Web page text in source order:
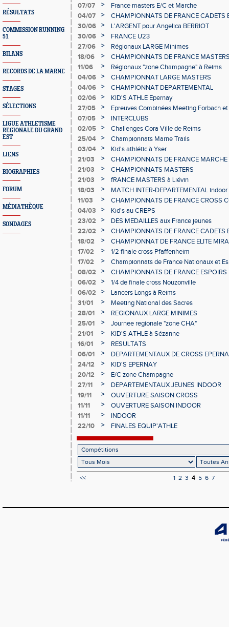
RÉSULTATS
COMMISSION RUNNING
51
BILANS
RECORDS DE LA MARNE
STAGES
SÉLECTIONS
LIGUE ATHLETISME
REGIONALE DU GRAND
EST
LIENS
BIOGRAPHIES
FORUM
MÉDIATHÈQUE
SONDAGES
07/07
>
France masters E/C et Marche
04/07
>
CHAMPIONNATS DE FRANCE CADETS
30/06
>
L'ARGENT pour Angelica BERRIOT
30/06
>
FRANCE U23
27/06
>
Régionaux LARGE Minimes
18/06
>
CHAMPIONNATS DE FRANCE
11/06
>
Régionaux "zone Champagne" à Reims
04/06
>
CHAMPIONNAT LARGE MASTERS
04/06
>
CHAMPIONNAT DEPARTEMENTAL
02/06
>
KID'S ATHLE Epernay
27/05
>
Epreuves Combinées Meeting Forbach
07/05
>
INTERCLUBS
02/05
>
Challenges Cora Ville de Reims
25/04
>
Championnats Marne Trails
03/04
>
Kid's athlétic à Yser
21/03
>
CHAMPIONNATS DE FRANCE MARCHE
21/03
>
CHAMPIONNATS MASTERS
21/03
>
fRANCE MASTERS à Liévin
18/03
>
MATCH INTER-DEPARTEMENTAL indoor
11/03
>
CHAMPIONNATS DE FRANCE CROSS
04/03
>
Kid's au CREPS
23/02
>
DES MEDAILLES aux France jeunes
22/02
>
CHAMPIONNATS DE FRANCE CADETS
LONGS
18/02 >
CHAMPIONNAT DE FRANCE ELITE
17/02
>
1/2 finale cross Pfaffenheim
17/02
>
Championnats de France Nationaux et
08/02
>
CHAMPIONNATS DE FRANCE
06/02
>
1/4 de finale cross Nouzonville
06/02
>
Lancers Longs à Reims
31/01
>
Meeting National des Sacres
28/01
>
REGIONAUX LARGE MINIMES
25/01
>
Journee regionale "zone CHA"
21/01
>
KID'S ATHLE à Sézanne
16/01
>
RESULTATS
06/01
>
DEPARTEMENTAUX DE CROSS
24/12
>
KID'S EPERNAY
20/12
>
E/C zone Champagne
27/11
>
DEPARTEMENTAUX JEUNES INDOOR
19/11
>
OUVERTURE SAISON CROSS
11/11
>
OUVERTURE SAISON INDOOR
11/11
>
INDOOR
22/10
> FINALES EQUIP'ATHLE
<< 1 2 3 4 5 6 7